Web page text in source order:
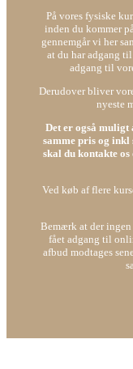
På vores fysiske
inden du kommer
gennemgår vi her
at du har adgang
adgang til
Derudover bliver
nyeste
Det er også
samme pris og inkl
skal du kontakte
Ved køb af flere
Bemærk at der
fået adgang til
afbud modtages